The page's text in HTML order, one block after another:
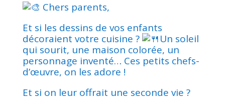
Chers parents,
Et si les dessins de vos enfants
décoraient votre cuisine ?
Un soleil
qui sourit, une maison colorée, un
personnage inventé… Ces petits chefs-
d’œuvre, on les adore !
Et si on leur offrait une seconde vie ?